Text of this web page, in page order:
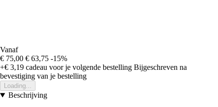
Vanaf
€ 75,00 € 63,75 -15%
+€ 3,19 cadeau voor je volgende bestelling Bijgeschreven na
bevestiging van je bestelling
Loading...
Beschrijving